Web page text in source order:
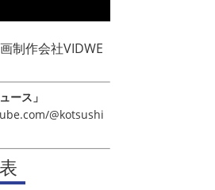
制作会社VIDWE
ース」
@kotsushi